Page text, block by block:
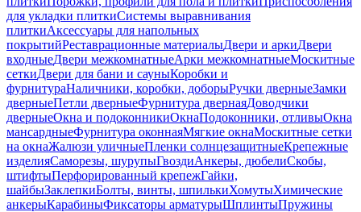
для укладки плиткиСистемы выравнивания
плиткиАксессуары для напольных
покрытийРеставрационные материалыДвери и аркиДвери
входныеДвери межкомнатныеАрки межкомнатныеМоскитные
сеткиДвери для бани и сауныКоробки и
фурнитураНаличники, коробки, доборыРучки дверныеЗамки
дверныеПетли дверныеФурнитура двернаяДоводчики
дверныеОкна и подоконникиОкнаПодоконники, отливыОкна
мансардныеФурнитура оконнаяМягкие окнаМоскитные сетки
на окнаЖалюзи уличныеПленки солнцезащитныеКрепежные
изделияСаморезы, шурупыГвоздиАнкеры, дюбелиСкобы,
штифтыПерфорированный крепежГайки,
шайбыЗаклепкиБолты, винты, шпилькиХомутыХимические
анкерыКарабиныФиксаторы арматурыШплинтыПружины